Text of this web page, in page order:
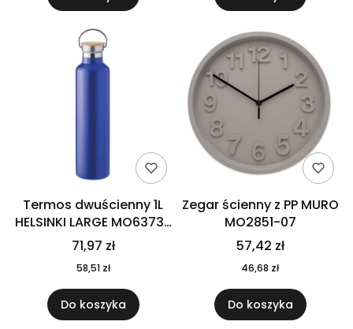
Termos dwuścienny 1L
HELSINKI LARGE MO6373-
04
71,97 zł
58,51 zł
Do koszyka
Zegar ścienny z PP MURO
MO2851-07
57,42 zł
46,68 zł
Do koszyka